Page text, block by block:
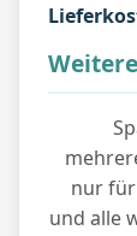
nur
und alle